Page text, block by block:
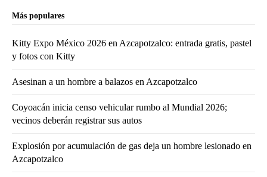
Más populares
Kitty Expo México 2026 en Azcapotzalco: entrada gratis, pastel
y fotos con Kitty
Asesinan a un hombre a balazos en Azcapotzalco
Coyoacán inicia censo vehicular rumbo al Mundial 2026;
vecinos deberán registrar sus autos
Explosión por acumulación de gas deja un hombre lesionado en
Azcapotzalco